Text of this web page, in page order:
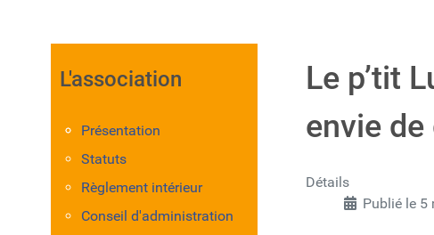
L'association
Présentation
Statuts
Règlement intérieur
Conseil d'administration
Le p’tit
envie
Détails
Publié le 5